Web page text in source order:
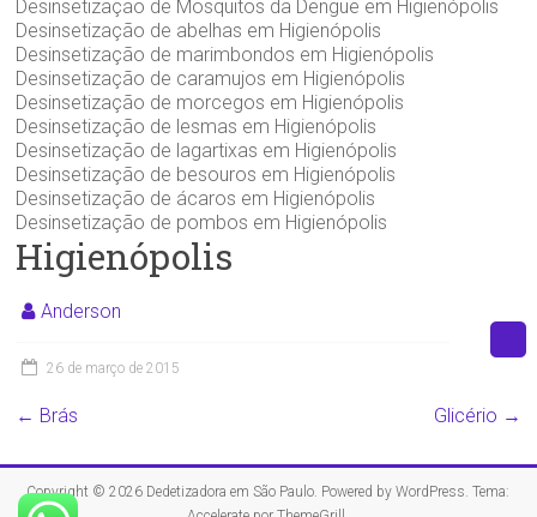
Desinsetização de Mosquitos da Dengue em Higienópolis
Desinsetização de abelhas em Higienópolis
Desinsetização de marimbondos em Higienópolis
Desinsetização de caramujos em Higienópolis
Desinsetização de morcegos em Higienópolis
Desinsetização de lesmas em Higienópolis
Desinsetização de lagartixas em Higienópolis
Desinsetização de besouros em Higienópolis
Desinsetização de ácaros em Higienópolis
Desinsetização de pombos em Higienópolis
Higienópolis
Anderson
26 de março de 2015
← Brás Glicério →
Copyright © 2026 Dedetizadora em São Paulo . Powered byWordPress . Tema: